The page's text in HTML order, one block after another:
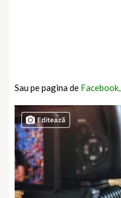
Sau pe pagina de Facebook,